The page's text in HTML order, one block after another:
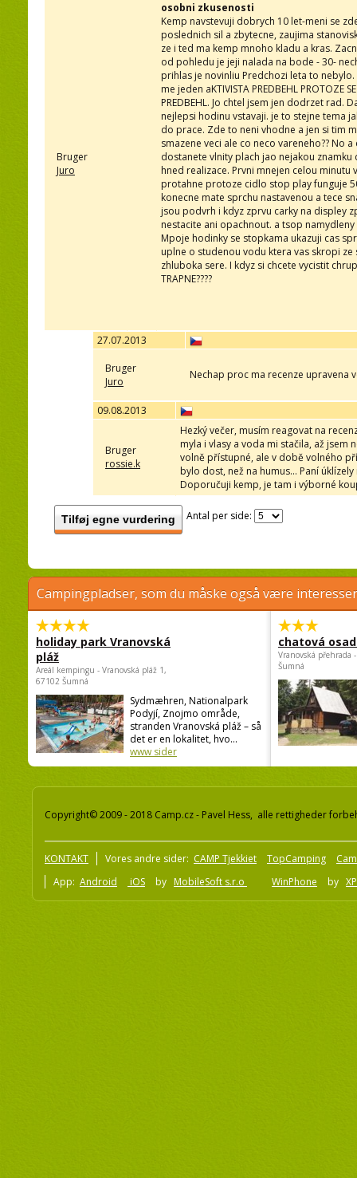
Bruger
Juro
osobni zkusenosti
Kemp navstevuji dobrych 10 let-meni se
poslednich sil a zbytecne, zaujima
ze i ted ma kemp mnoho kladu a kras.
od pohledu je jeji nalada na bode - 30-
prihlas je novinliu Predchozi leta to
me jeden aKTIVISTA PREDBEHL PROTOZE
PREDBEHL. Jo chtel jsem jen dodrzet rad.
nejlepsi hodinu vstavaji. je to stejne tema
do prace. Zde to neni vhodne a jen si tim
smazene veci ale co neco vareneho?? No
dostanete vlnity plach jao nejakou
hned realizace. Prvni mnejen celou
protahne protoze cidlo stop play funguje
konecne mate sprchu nastavenou a tece
jsou podvrh i kdyz zprvu carky na displey
nestacite ani opachnout. a tsop
Mpoje hodinky se stopkama ukazuji cas
uplne o studenou vodu ktera vas skropi
zhluboka sere. I kdyz si chcete vycistit
TRAPNE????
27.07.2013
Bruger
Juro
Nechap proc ma recenze upravena
09.08.2013
Bruger
rossie.k
Hezký večer, musím reagovat na
myla i vlasy a voda mi stačila, až jsem
volně přístupné, ale v době volného
bylo dost, než na humus... Paní
Doporučuji kemp, je tam i výborné
Tilføj egne vurdering Antal per side:
Campingpladser, som du måske også være
holiday park Vranovská
pláž
Areál kempingu - Vranovská pláž 1,
67102 Šumná
Sydmæhren, Nationalpark
Podyjí, Znojmo område,
stranden Vranovská pláž – så
det er en lokalitet, hvo...
www sider
chatová
Vranovská přehrada
Šumná
Copyright© 2009 - 2018 Camp.cz - Pavel Hess, alle rettigheder
KONTAKT Vores andre sider: CAMP Tjekkiet TopCamping
App: Android iOS by MobileSoft s.r.o WinPhone by